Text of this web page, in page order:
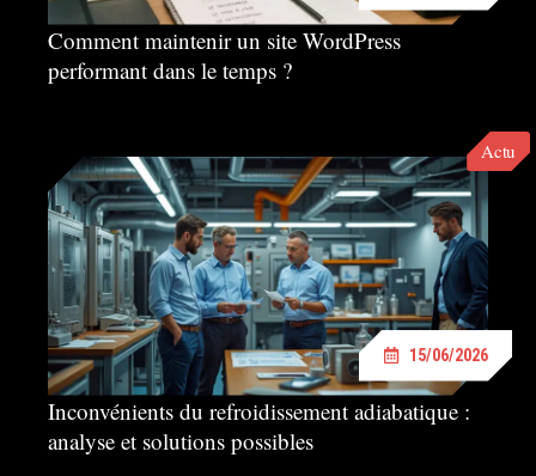
Comment maintenir un site WordPress
performant dans le temps ?
Actu
15/06/2026
Inconvénients du refroidissement adiabatique :
analyse et solutions possibles